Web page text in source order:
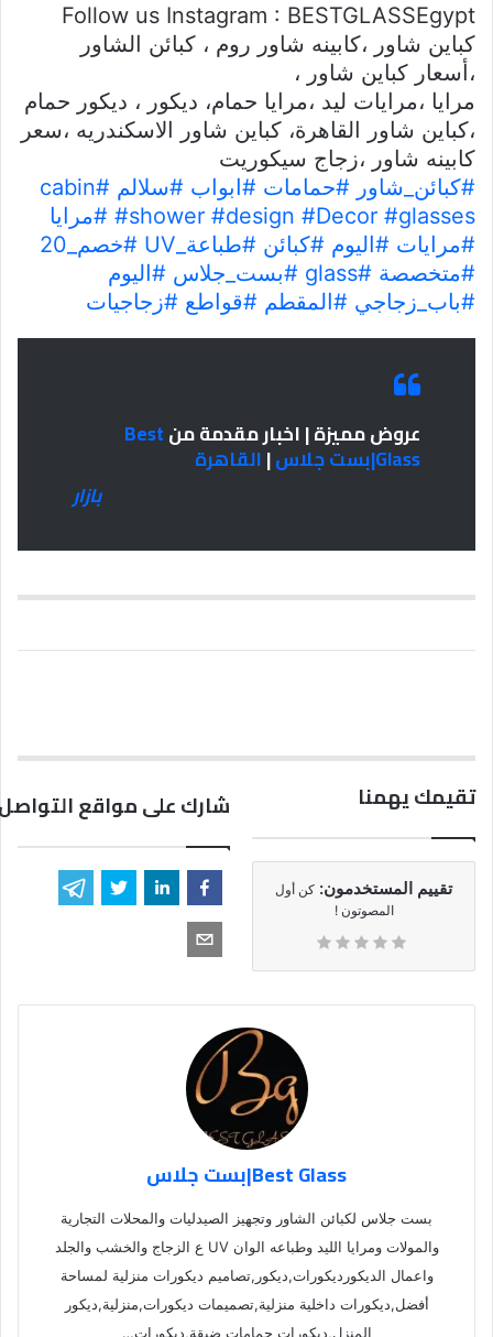
Follow us Instagram : BESTGLASSEgypt
كباين شاور ،كابينه شاور روم ، كبائن الشاور
،أسعار كباين شاور ،
مرايا ،مرايات ليد ،مرايا حمام، ديكور ، ديكور حمام
،كباين شاور القاهرة، كباين شاور الاسكندريه ،سعر
كابينه شاور ،زجاج سيكوريت
#كبائن_شاور #حمامات #ابواب #سلالم #cabin
#shower #design #Decor #glasses
#مرايا
#مرايات #اليوم #كبائن #طباعة_UV
#خصم_20
#متخصصة #glass #بست_جلاس #اليوم
#باب_زجاجي #المقطم #قواطع #زجاجيات
عروض مميزة | اخبار مقدمة منBest
Glass|بست جلاس |القاهرة
بازار
تقيمك يهمنا
تقييم المستخدمون: كن أول
المصوتون !
شارك على مواقع
Best Glass|بست جلاس
بست جلاس لكبائن الشاور وتجهيز الصيدليات والمحلات التجارية
والمولات ومرايا الليد وطباعه الوان UV ع الزجاج والخشب والجلد
واعمال الديكورديكورات,ديكور,تصاميم ديكورات منزلية لمساحة
أفضل,ديكورات داخلية منزلية,تصميمات ديكورات,منزلية,ديكور
المنزل,ديكورات حمامات ضيقة,ديكورات…